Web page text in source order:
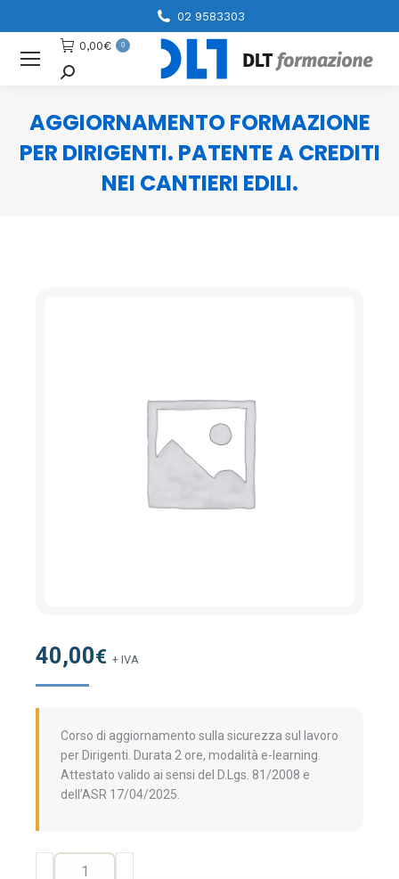
02 9583303
0,00€ 0
Cerca
AGGIORNAMENTO FORMAZIONE
PER DIRIGENTI. PATENTE A CREDITI
NEI CANTIERI EDILI.
40,00€ + IVA
Corso di aggiornamento sulla sicurezza sul lavoro
per Dirigenti. Durata 2 ore, modalità e-learning.
Attestato valido ai sensi del D.Lgs. 81/2008 e
dell’ASR 17/04/2025.
Aggiornamento